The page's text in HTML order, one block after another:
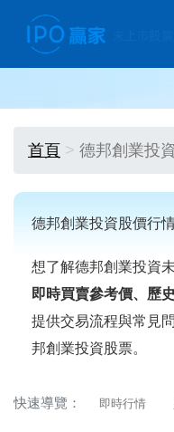
首頁 德邦創業投
德邦創業投資股價行
想了解德邦創業投資
即時買賣參考價、歷
提供交易流程與常見
邦創業投資股票。
快速導覽： 即時行情